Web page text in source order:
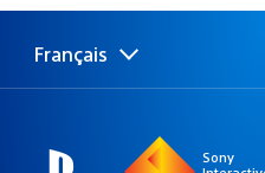
publication
Choisir
Région
Français
Sony